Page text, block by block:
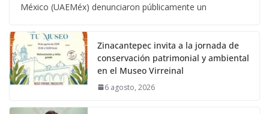
México (UAEMéx) denunciaron públicamente un
Zinacantepec invita a la jornada de
conservación patrimonial y ambiental
en el Museo Virreinal
6 agosto, 2026